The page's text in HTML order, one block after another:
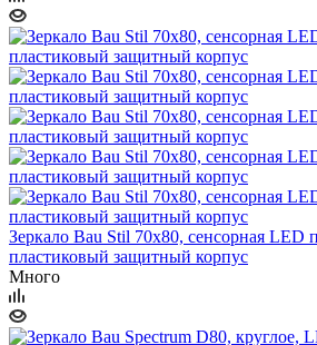
Зеркало Bau Stil 70х80, сенсорная LED
пластиковый защитный корпус
Много